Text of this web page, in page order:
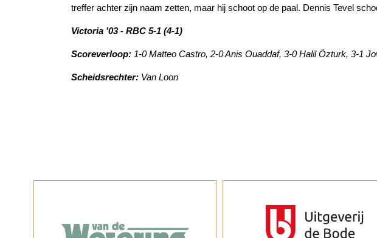
treffer achter zijn naam zetten, maar hij schoot op de paal. Dennis Tevel
Victoria '03 - RBC 5-1 (4-1)
Scoreverloop: 1-0 Matteo Castro, 2-0 Anis Ouaddaf, 3-0 Halil Özturk, 3-1
Scheidsrechter: Van Loon